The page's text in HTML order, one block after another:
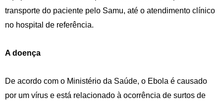
transporte do paciente pelo Samu, até o atendimento clínico
no hospital de referência.
A doença
De acordo com o Ministério da Saúde, o Ebola é causado
por um vírus e está relacionado à ocorrência de surtos de